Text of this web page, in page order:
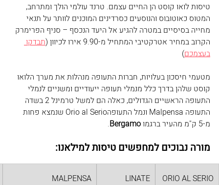
טיסות לואו קוסט הן החיים עצמם. טרנד עולמי הולך ומתרחב,
המטוס כאוטובוס והנוסעים כסרדינים המוכנים לוותר על תנאי
מחייה בסיסיים במטרה להגיע אל היעד הנכסף – סניף הפרימרק
הקרוב במחיר אטרקטיבי המתחיל מ-9.90 אירו לכיוון (
תבדקו
בעצמכם)
מטעמי חיסכון בעלויות, חברות התעופה מנהלות את מערך הלואו
קוסט שלהן בדרך כלל מנמלי תעופה ייעודיים ומשניים לנמלי
התעופה הראשיים הגדולים, כאלה הם למשל טרמינל 2 בשדה
התעופה Malpensa ונמל התעופהOrio al Serio שנמצא פחות
מ-5 ק"מ מהעיר ברגמו
Bergamo
.
מורה נבוכים למחפשים טיסות למילאנו:
ORIO AL SERIO
​LINATE
​MALPENSA